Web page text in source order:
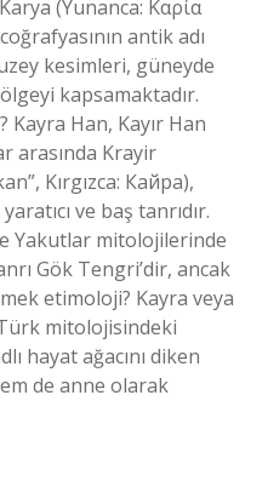
(Yunanca: Καρία
antik adı
kesimleri, güneyde
kapsamaktadır.
Han, Kayır Han
arasında Krayir
Kırgızca: Кайра),
ve baş tanrıdır.
Yakutlar mitolojilerinde
Gök Tengri’dir, ancak
etimoloji? Kayra veya
hayat ağacını diken
de anne olarak